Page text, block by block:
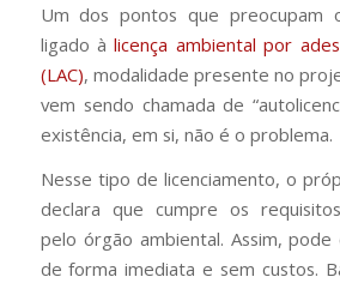
Um dos pontos que preocupam
ligado àlicença ambiental por
(LAC), modalidade presente no
vem sendo chamada de
existência, em si, não é o problema.
Nesse tipo de licenciamento, o
declara que cumpre os
pelo órgão ambiental. Assim, pode
de forma imediata e sem custos.